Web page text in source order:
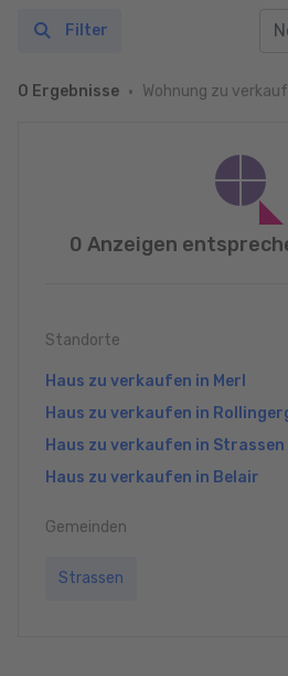
0 Ergebnisse Wohnung zu
Filter
0 Anzeigen
Standorte
Haus zu verkaufen in Merl
Haus zu verkaufen in
Haus zu verkaufen in Strassen
Haus zu verkaufen in Belair
Gemeinden
Strassen